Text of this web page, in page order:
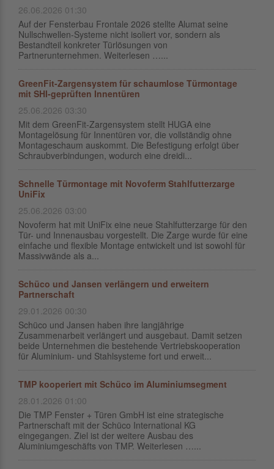
26.06.2026 01:30
Auf der Fensterbau Frontale 2026 stellte Alumat seine
Nullschwellen-Systeme nicht isoliert vor, sondern als
Bestandteil konkreter Türlösungen von
Partnerunternehmen. Weiterlesen …...
GreenFit-Zargensystem für schaumlose Türmontage
mit SHI-geprüften Innentüren
25.06.2026 03:30
Mit dem GreenFit-Zargensystem stellt HUGA eine
Montagelösung für Innentüren vor, die vollständig ohne
Montageschaum auskommt. Die Befestigung erfolgt über
Schraubverbindungen, wodurch eine dreidi...
Schnelle Türmontage mit Novoferm Stahlfutterzarge
UniFix
25.06.2026 03:00
Novoferm hat mit UniFix eine neue Stahlfutterzarge für den
Tür- und Innenausbau vorgestellt. Die Zarge wurde für eine
einfache und flexible Montage entwickelt und ist sowohl für
Massivwände als a...
Schüco und Jansen verlängern und erweitern
Partnerschaft
29.01.2026 00:30
Schüco und Jansen haben ihre langjährige
Zusammenarbeit verlängert und ausgebaut. Damit setzen
beide Unternehmen die bestehende Vertriebskooperation
für Aluminium- und Stahlsysteme fort und erweit...
TMP kooperiert mit Schüco im Aluminiumsegment
28.01.2026 01:00
Die TMP Fenster + Türen GmbH ist eine strategische
Partnerschaft mit der Schüco International KG
eingegangen. Ziel ist der weitere Ausbau des
Aluminiumgeschäfts von TMP. Weiterlesen …...